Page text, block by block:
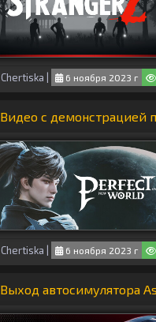
Chertiska 6 ноября 2023 г
Видео с демонстрацией
Chertiska | 6 ноября 2023 г
Выход автосимулятора